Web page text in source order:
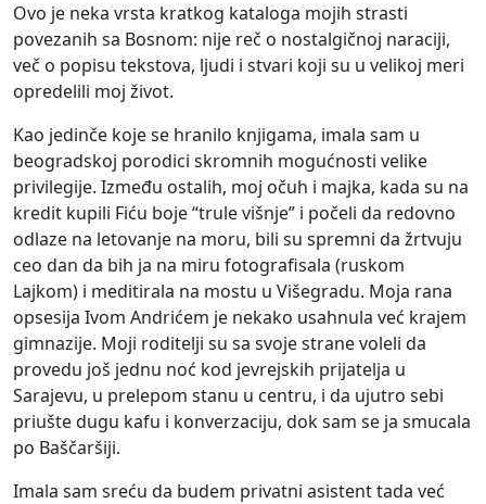
Ovo je neka vrsta kratkog kataloga mojih strasti
povezanih sa Bosnom: nije reč o nostalgičnoj naraciji,
več o popisu tekstova, ljudi i stvari koji su u velikoj meri
opredelili moj život.
Kao jedinče koje se hranilo knjigama, imala sam u
beogradskoj porodici skromnih mogućnosti velike
privilegije. Između ostalih, moj očuh i majka, kada su na
kredit kupili Fiću boje “trule višnje” i počeli da redovno
odlaze na letovanje na moru, bili su spremni da žrtvuju
ceo dan da bih ja na miru fotografisala (ruskom
Lajkom) i meditirala na mostu u Višegradu. Moja rana
opsesija Ivom Andrićem je nekako usahnula već krajem
gimnazije. Moji roditelji su sa svoje strane voleli da
provedu još jednu noć kod jevrejskih prijatelja u
Sarajevu, u prelepom stanu u centru, i da ujutro sebi
priušte dugu kafu i konverzaciju, dok sam se ja smucala
po Baščaršiji.
Imala sam sreću da budem privatni asistent tada već